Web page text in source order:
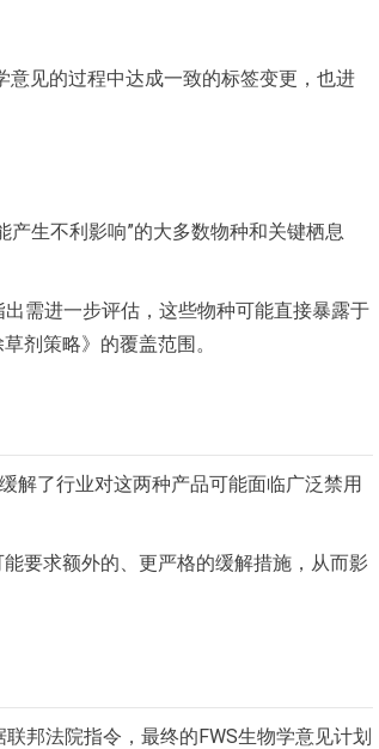
意见的过程中达成一致的标签变更，也进
产生不利影响”的大多数物种和关键栖息
需进一步评估，这些物种可能直接暴露于
剂策略》的覆盖范围。
解了行业对这两种产品可能面临广泛禁用
要求额外的、更严格的缓解措施，从而影
邦法院指令，最终的FWS生物学意见计划